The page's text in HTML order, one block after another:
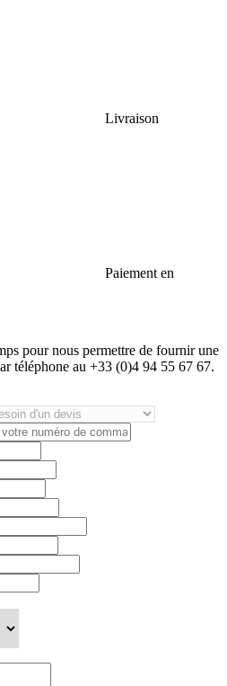
Livraison
Paiement en
pour nous permettre de fournir une
téléphone au +33 (0)4 94 55 67 67.